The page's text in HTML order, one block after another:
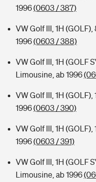
1996(0603 / 387)
VW Golf III, 1H
1996(0603 / 388)
VW Golf III, 1H (GOLF
Limousine, ab 1996
VW Golf III, 1H
1996(0603 / 390)
VW Golf III, 1H
1996(0603 / 391)
VW Golf III, 1H (GOLF
Limousine, ab 1996